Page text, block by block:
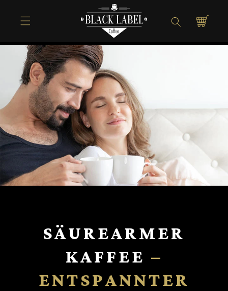
Inhalt
Warenkorb
SÄUREARMER
KAFFEE –
ENTSPANNTER